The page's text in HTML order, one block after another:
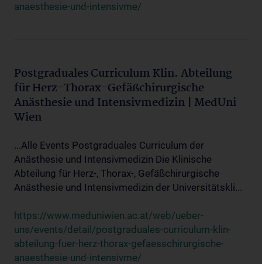
anaesthesie-und-intensivme/
Postgraduales Curriculum Klin. Abteilung
für Herz-Thorax-Gefäßchirurgische
Anästhesie und Intensivmedizin | MedUni
Wien
...Alle Events Postgraduales Curriculum der
Anästhesie und Intensivmedizin Die Klinische
Abteilung für Herz-, Thorax-, Gefäßchirurgische
Anästhesie und Intensivmedizin der Universitätskli...
https://www.meduniwien.ac.at/web/ueber-
uns/events/detail/postgraduales-curriculum-klin-
abteilung-fuer-herz-thorax-gefaesschirurgische-
anaesthesie-und-intensivme/